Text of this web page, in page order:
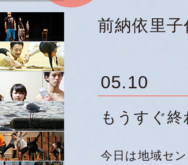
前納依里
05.10
もうすぐ
今日は地域セ